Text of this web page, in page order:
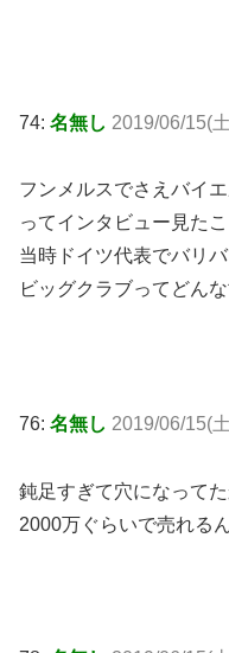
74: 名無し 2019/06/15(
フンメルスでさえバイ
ってインタビュー見たこ
当時ドイツ代表でバリ
ビッグクラブってどん
76: 名無し 2019/06/15(
鈍足すぎて穴になって
2000万ぐらいで売れる